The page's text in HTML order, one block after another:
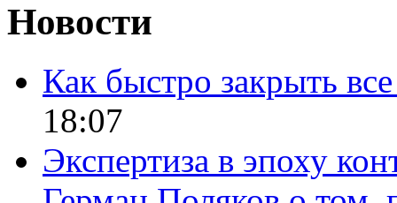
Новости
Как быстро закрыть
18:07
Экспертиза в эпоху